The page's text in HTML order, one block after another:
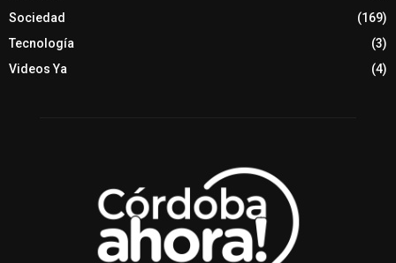
Sociedad
(169)
Tecnología
(3)
Videos Ya
(4)